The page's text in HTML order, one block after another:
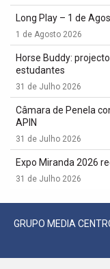
Long Play – 1 de
1 de Agosto 2026
Horse Buddy:
estudantes
31 de Julho 2026
Câmara de Penela
APIN
31 de Julho 2026
Expo Miranda 2026
31 de Julho 2026
GRUPO MEDIA